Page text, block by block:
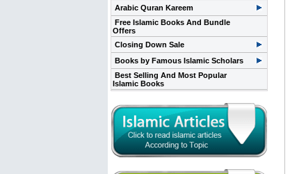
Arabic Quran Kareem
Free Islamic Books And Bundle
Offers
Closing Down Sale
Books by Famous Islamic Scholars
Best Selling And Most Popular
Islamic Books